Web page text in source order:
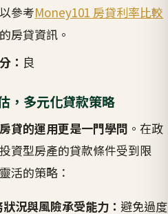
參考Money101 房貸利率比較
房貸資訊。
： 良
，多元化貸款策略
房貸的運用更是一門學問 。在政
資型房產的貸款條件受到限
活的策略：
況與風險承受能力： 避免過度